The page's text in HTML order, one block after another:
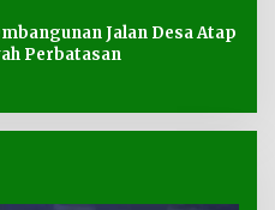
Jalan Desa Atap
Perbatasan